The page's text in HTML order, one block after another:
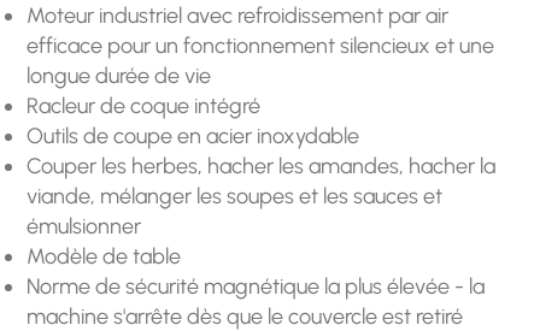
Moteur industriel avec refroidissement par air
efficace pour un fonctionnement silencieux et une
longue durée de vie
Racleur de coque intégré
Outils de coupe en acier inoxydable
Couper les herbes, hacher les amandes, hacher la
viande, mélanger les soupes et les sauces et
émulsionner
Modèle de table
Norme de sécurité magnétique la plus élevée - la
machine s'arrête dès que le couvercle est retiré